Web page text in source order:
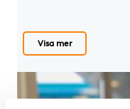
Visa mer